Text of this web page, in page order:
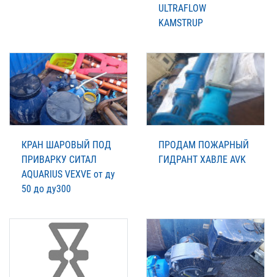
ULTRAFLOW
KAMSTRUP
КРАН ШАРОВЫЙ ПОД
ПРИВАРКУ СИТАЛ
AQUARIUS VEXVE от ду
50 до ду300
ПРОДАМ ПОЖАРНЫЙ
ГИДРАНТ ХАВЛЕ AVK